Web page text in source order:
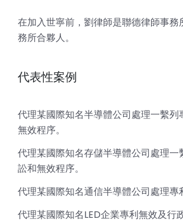
在加入世寧前，劉律師是聯德律師事務
務所合夥人。
代表性案例
代理某國際知名半導體公司處理一繫列
無效程序。
代理某國際知名存儲半導體公司處理一
訟和無效程序。
代理某國際知名通信半導體公司處理專
代理某國際知名LED企業專利無效及行